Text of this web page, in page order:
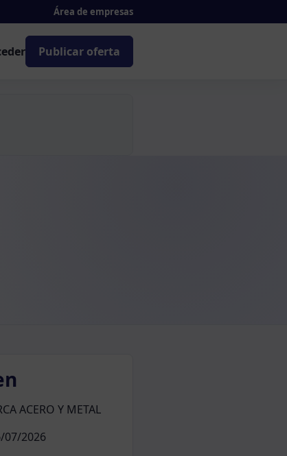
Área de empresas
Publicar oferta
ACERO Y METAL
07/2026